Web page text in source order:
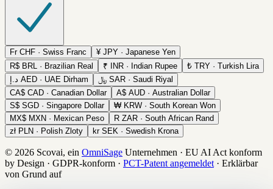
Fr CHF · Swiss Franc ¥ JPY · Japanese Yen
R$ BRL · Brazilian Real ₹ INR · Indian Rupee ₺ TRY · Turkish Lira
د.إ AED · UAE Dirham ﷼ SAR · Saudi Riyal
CA$ CAD · Canadian Dollar A$ AUD · Australian Dollar
S$ SGD · Singapore Dollar ₩ KRW · South Korean Won
MX$ MXN · Mexican Peso R ZAR · South African Rand
zł PLN · Polish Zloty kr SEK · Swedish Krona
© 2026 Scovai, ein OmniSage Unternehmen · EU AI Act konform
by Design · GDPR-konform · PCT-Patent angemeldet · Erklärbar
von Grund auf